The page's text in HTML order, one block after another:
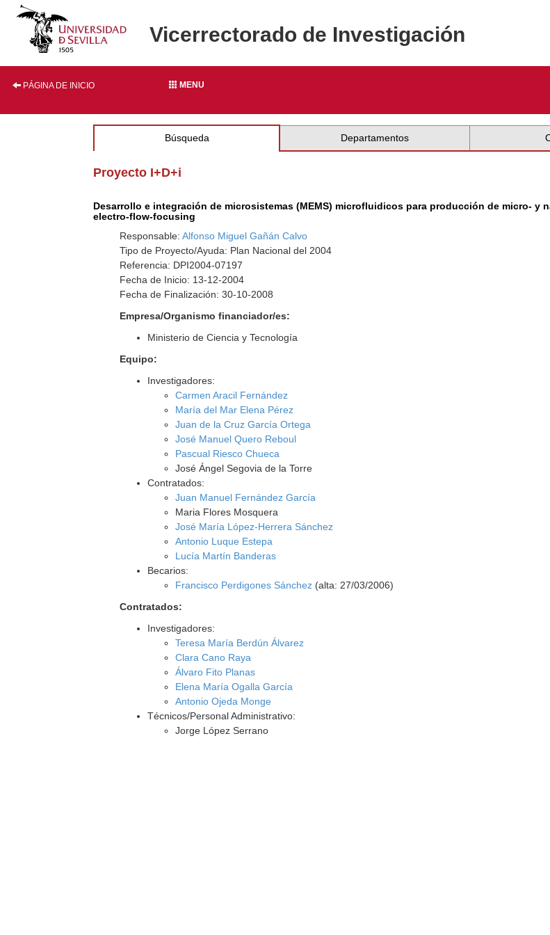
Vicerrectorado de Investigación
PÁGINA DE INICIO MENU
Búsqueda Departamentos
Proyecto I+D+i
Desarrollo e integración de microsistemas (MEMS) microfluidicos para producción de micro-
electro-flow-focusing
Responsable:Alfonso Miguel Gañán Calvo
Tipo de Proyecto/Ayuda: Plan Nacional del 2004
Referencia: DPI2004-07197
Fecha de Inicio: 13-12-2004
Fecha de Finalización: 30-10-2008
Empresa/Organismo financiador/es:
Ministerio de Ciencia y Tecnología
Equipo:
Investigadores:
Carmen Aracil Fernández
María del Mar Elena Pérez
Juan de la Cruz García Ortega
José Manuel Quero Reboul
Pascual Riesco Chueca
José Ángel Segovia de la Torre
Contratados:
Juan Manuel Fernández García
Maria Flores Mosquera
José María López-Herrera Sánchez
Antonio Luque Estepa
Lucía Martín Banderas
Becarios:
Francisco Perdigones Sánchez (alta: 27/03/2006)
Contratados:
Investigadores:
Teresa María Berdún Álvarez
Clara Cano Raya
Álvaro Fito Planas
Elena María Ogalla García
Antonio Ojeda Monge
Técnicos/Personal Administrativo:
Jorge López Serrano